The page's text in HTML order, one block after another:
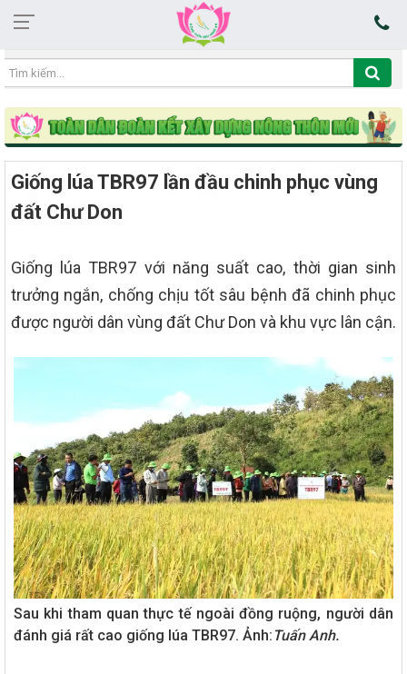
14:38:34 06/08/2026
Giống lúa TBR97 lần đầu chinh phục vùng
đất Chư Don
Giống lúa TBR97 với năng suất cao, thời gian sinh
trưởng ngắn, chống chịu tốt sâu bệnh đã chinh phục
được người dân vùng đất Chư Don và khu vực lân cận.
Sau khi tham quan thực tế ngoài đồng ruộng, người dân
đánh giá rất cao giống lúa TBR97. Ảnh: Tuấn Anh.